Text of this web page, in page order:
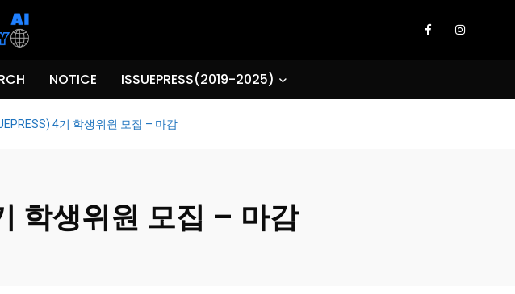
NOTICE ISSUEPRESS(2019-2025)
4기 학생위원 모집 – 마감
학생위원 모집 – 마감